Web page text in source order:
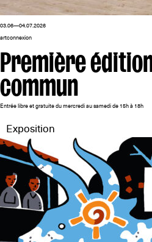
03.06—04.07.2026
artconnexion
Première
commun
Entrée libre et gratuite du mercredi au samedi de 15h à 18h
Exposition